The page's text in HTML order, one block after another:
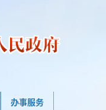
办事服务